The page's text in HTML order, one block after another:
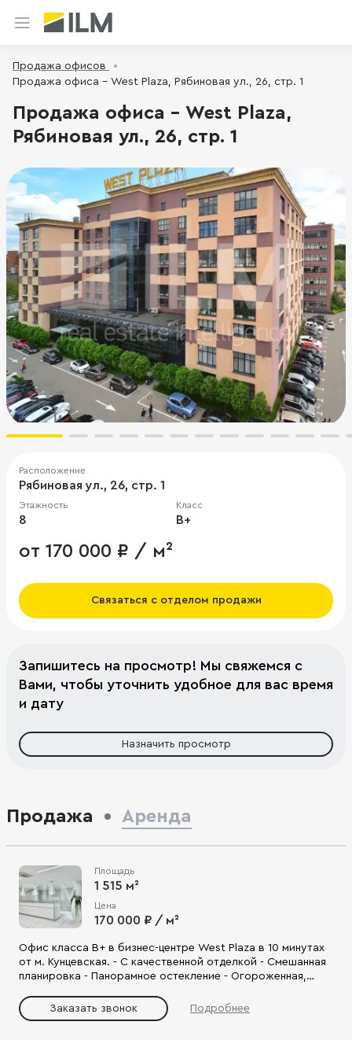
Продажа офисов
Продажа офиса - West Plaza, Рябиновая ул., 26, стр. 1
Продажа офиса - West Plaza,
Рябиновая ул., 26, стр. 1
Расположение
Рябиновая ул., 26, стр. 1
Этажность
8
Класс
B+
от 170 000 ₽ / м²
Связаться с отделом продажи
Запишитесь на просмотр! Мы свяжемся с
Вами, чтобы уточнить удобное для вас время
и дату
Назначить просмотр
Продажа Аренда
Площадь
1 515 м²
Цена
170 000 ₽ / м²
Офис класса В+ в бизнес-центре West Plaza в 10 минутах
от м. Кунцевская. - С качественной отделкой - Смешанная
планировка - Панорамное остекление - Огороженная,
на ул. Рябиновая, ул. генерала Дорохова, МКАД.
Заказать звонок Подробнее